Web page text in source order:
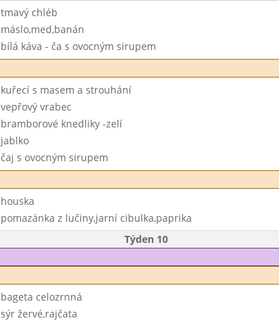
tmavý chléb
máslo,med,banán
bílá káva - ča s ovocným sirupem
kuřecí s masem a strouhání
vepřový vrabec
bramborové knedliky -zelí
jablko
čaj s ovocným sirupem
houska
pomazánka z lučiny,jarní cibulka,paprika
Týden 10
bageta celozrnná
sýr žervé,rajčata